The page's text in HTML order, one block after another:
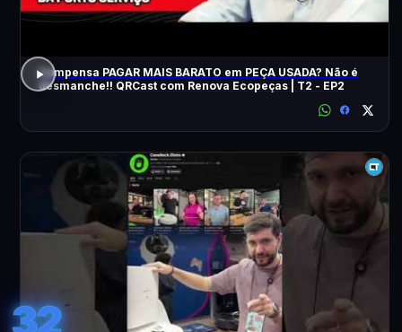
Compensa PAGAR MAIS BARATO em PEÇA USADA? Não é
desmanche!! QRCast com Renova Ecopeças | T2 - EP2
32